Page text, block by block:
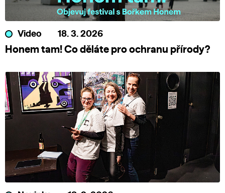
Video 18. 3. 2026
Honem tam! Co děláte pro ochranu přírody?